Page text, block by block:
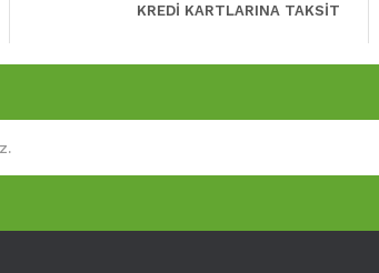
KREDİ KARTLARINA TAKSİT